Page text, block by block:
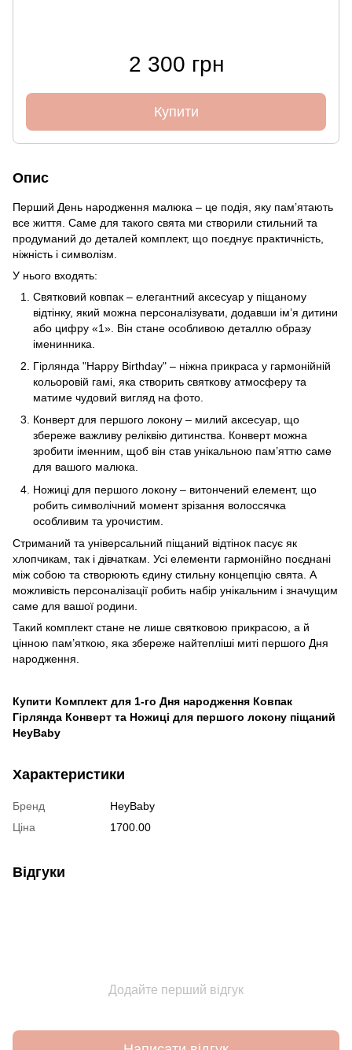
2 300 грн
Купити
Опис
Перший День народження малюка – це подія, яку пам’ятають
все життя. Саме для такого свята ми створили стильний та
продуманий до деталей комплект, що поєднує практичність,
ніжність і символізм.
У нього входять:
Святковий ковпак – елегантний аксесуар у піщаному
відтінку, який можна персоналізувати, додавши ім’я дитини
або цифру «1». Він стане особливою деталлю образу
іменинника.
Гірлянда "Happy Birthday" – ніжна прикраса у гармонійній
кольоровій гамі, яка створить святкову атмосферу та
матиме чудовий вигляд на фото.
Конверт для першого локону – милий аксесуар, що
збереже важливу реліквію дитинства. Конверт можна
зробити іменним, щоб він став унікальною пам’яттю саме
для вашого малюка.
Ножиці для першого локону – витончений елемент, що
робить символічний момент зрізання волоссячка
особливим та урочистим.
Стриманий та універсальний піщаний відтінок пасує як
хлопчикам, так і дівчаткам. Усі елементи гармонійно поєднані
між собою та створюють єдину стильну концепцію свята. А
можливість персоналізації робить набір унікальним і значущим
саме для вашої родини.
Такий комплект стане не лише святковою прикрасою, а й
цінною пам’яткою, яка збереже найтепліші миті першого Дня
народження.
Купити Комплект для 1-го Дня народження Ковпак
Гірлянда Конверт та Ножиці для першого локону піщаний
HeyBaby
Характеристики
Бренд
HeyBaby
Ціна
1700.00
Відгуки
Додайте перший відгук